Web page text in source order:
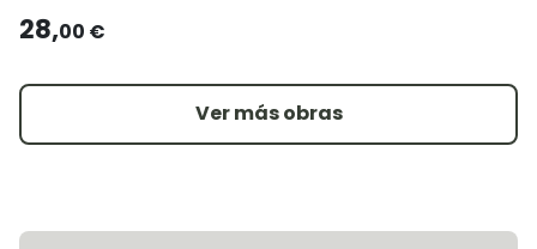
28,00 €
Ver más obras